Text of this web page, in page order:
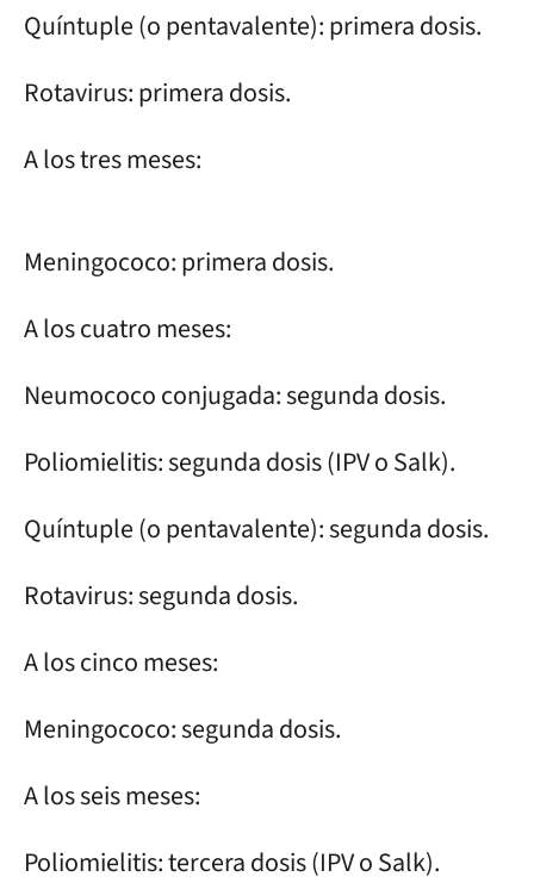
Quíntuple (o pentavalente): primera dosis.
Rotavirus: primera dosis.
A los tres meses:
Meningococo: primera dosis.
A los cuatro meses:
Neumococo conjugada: segunda dosis.
Poliomielitis: segunda dosis (IPV o Salk).
Quíntuple (o pentavalente): segunda dosis.
Rotavirus: segunda dosis.
A los cinco meses:
Meningococo: segunda dosis.
A los seis meses:
Poliomielitis: tercera dosis (IPV o Salk).